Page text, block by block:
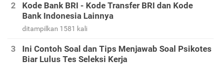
Kode Bank BRI - Kode Transfer BRI dan Kode
Bank Indonesia Lainnya
ditampilkan 1581 kali
Ini Contoh Soal dan Tips Menjawab Soal Psikotes
Biar Lulus Tes Seleksi Kerja